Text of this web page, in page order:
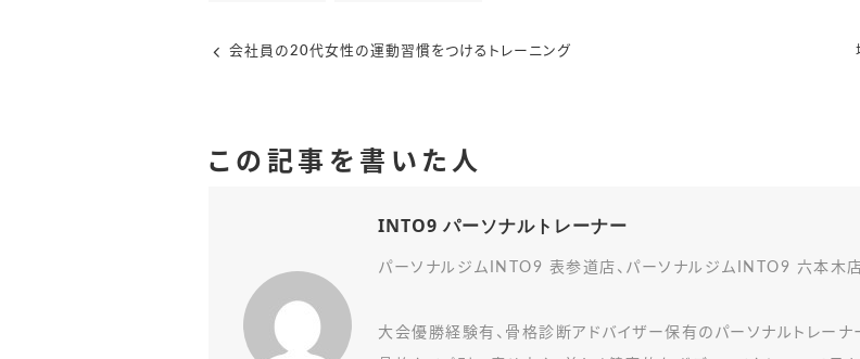
会社員の20代女性の運動習慣をつけるトレーニング
この記事を書いた人
INTO9 パーソナルトレーナー
パーソナルジムINTO9 表参道店、パーソナルジムINTO9 六本木
大会優勝経験有、骨格診断アドバイザー保有のパーソナルトレーナ